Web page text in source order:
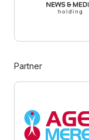
Partner